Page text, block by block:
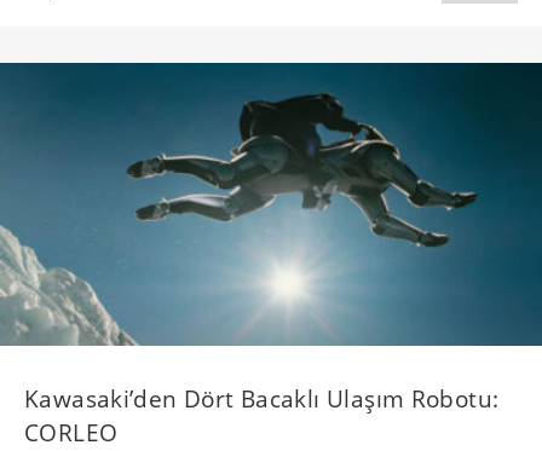
Kawasaki’den Dört Bacaklı Ulaşım Robotu:
CORLEO